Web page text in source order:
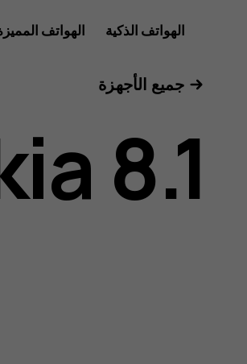
دليل
هاتف
الهواتف الذكية الهواتف
جميع الأجهزة
8.1